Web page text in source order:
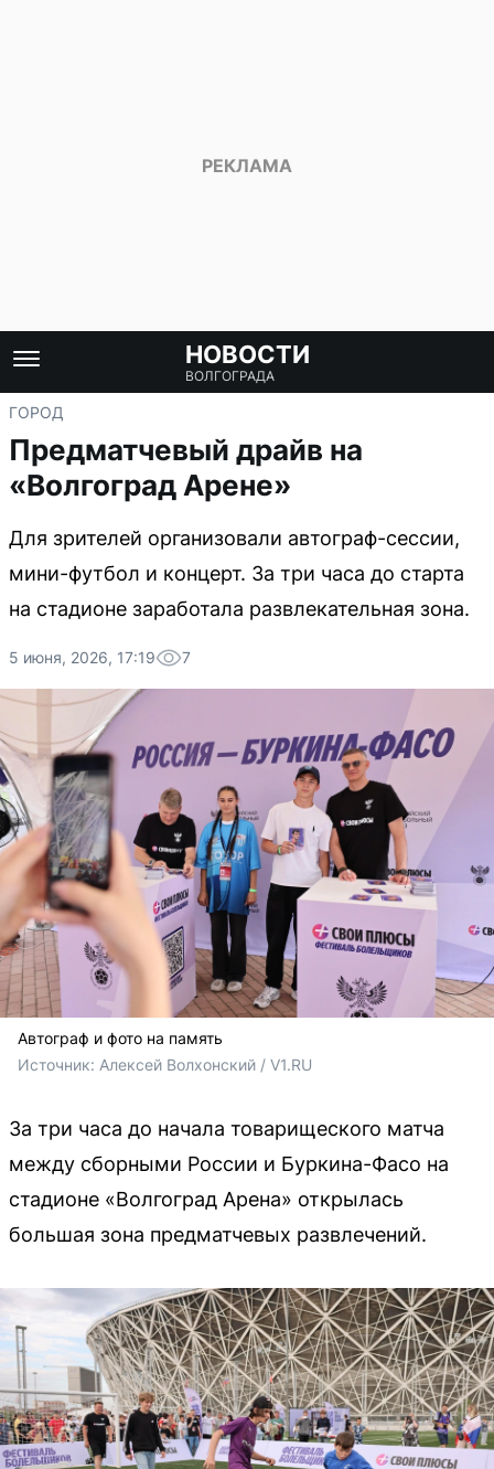
НОВОСТИ
ВОЛГОГРАДА
ГОРОД
Предматчевый драйв на
«Волгоград Арене»
Для зрителей организовали автограф-сессии,
мини-футбол и концерт. За три часа до старта
на стадионе заработала развлекательная зона.
5 июня, 2026, 17:19 7
Автограф и фото на память
Источник: Алексей Волхонский / V1.RU
За три часа до начала товарищеского матча
между сборными России и Буркина-Фасо на
стадионе «Волгоград Арена» открылась
большая зона предматчевых развлечений.